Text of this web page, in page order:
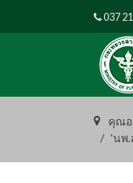
037
คุณอ
'นพ.